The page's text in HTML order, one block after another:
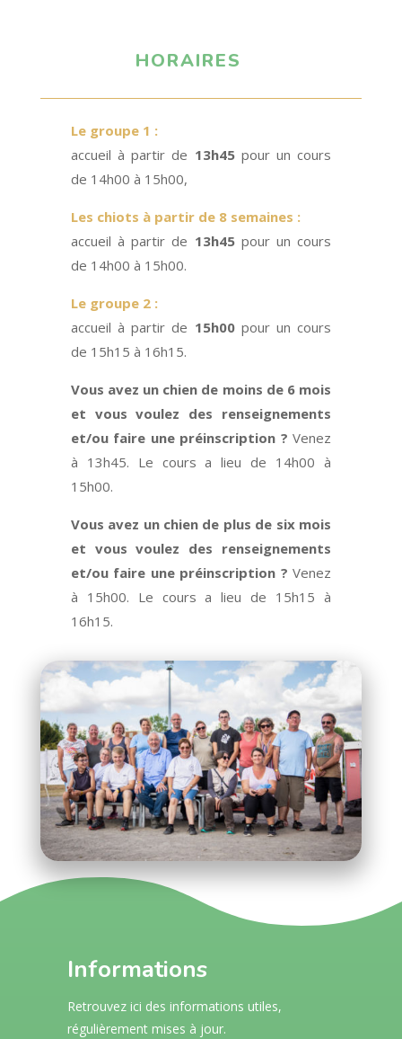
HORAIRES
Le groupe 1 :
accueil à partir de 13h45pour un cours
de 14h00 à 15h00,
Les chiots à partir de 8 semaines :
accueil à partir de 13h45pour un cours
de 14h00 à 15h00.
Le groupe 2 :
accueil à partir de 15h00pour un cours
de 15h15 à 16h15.
Vous avez un chien de moins de 6 mois
et vous voulez des renseignements
et/ou faire une préinscription ? Venez
à 13h45. Le cours a lieu de 14h00 à
15h00.
Vous avez un chien de plus de six mois
et vous voulez des renseignements
et/ou faire une préinscription ? Venez
à 15h00. Le cours a lieu de 15h15 à
16h15.
Informations
Retrouvez ici des informations utiles,
régulièrement mises à jour.